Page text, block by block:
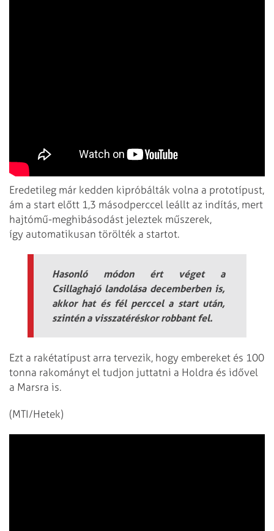
Eredetileg már kedden kipróbálták volna a prototípust,
ám a start előtt 1,3 másodperccel leállt az indítás, mert
hajtómű-meghibásodást jeleztek műszerek,
így automatikusan törölték a startot.
Hasonló módon ért véget a
Csillaghajó landolása decemberben is,
akkor hat és fél perccel a start után,
szintén a visszatéréskor robbant fel.
Ezt a rakétatípust arra tervezik, hogy embereket és 100
tonna rakományt el tudjon juttatni a Holdra és idővel
a Marsra is.
(MTI/Hetek)